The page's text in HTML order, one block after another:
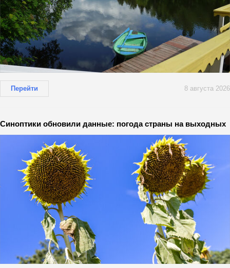
Перейти 8 августа 2026
Синоптики обновили данные: погода страны на выходных